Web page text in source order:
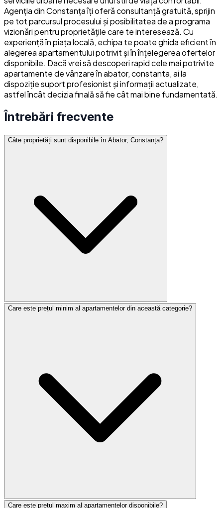
Agenția din Constanța îți oferă consultanță gratuită, sprijin
pe tot parcursul procesului și posibilitatea de a programa
vizionări pentru proprietățile care te interesează. Cu
experiență în piața locală, echipa te poate ghida eficient în
alegerea apartamentului potrivit și în înțelegerea ofertelor
disponibile. Dacă vrei să descoperi rapid cele mai potrivite
apartamente de vânzare în abator, constanta, ai la
dispoziție suport profesionist și informații actualizate,
astfel încât decizia finală să fie cât mai bine fundamentată.
Întrebări frecvente
Câte proprietăți sunt disponibile în Abator, Constanța?
Care este prețul minim al apartamentelor din această categorie?
Care este prețul maxim al apartamentelor disponibile?